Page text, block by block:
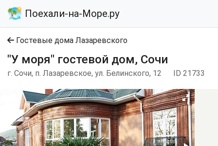
Поехали-на-Море.ру
Гостевые дома Лазаревского
"У моря" гостевой дом, Сочи
г. Сочи, п. Лазаревское, ул. Белинского, 12 ID 21733